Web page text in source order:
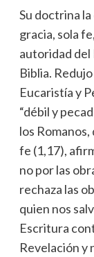
Su doctrina
gracia, sola
autoridad del
Biblia.
Eucaristía y
“débil y
los
fe (1,17),
no por las
rechaza las
quien nos
Escritura
Revelación y